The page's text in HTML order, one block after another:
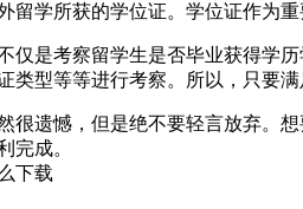
留学所获的学位证。学位证作为
仅是考察留学生是否毕业获得学
类型等等进行考察。所以，只要
很遗憾，但是绝不要轻言放弃。
完成。
下载